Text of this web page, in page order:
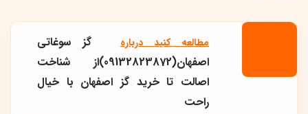
مطالعه کنید درباره‌
گز سوغاتی
اصفهان(09132823872)از شناخت
اصالت تا خرید گز اصفهان با خیال
راحت